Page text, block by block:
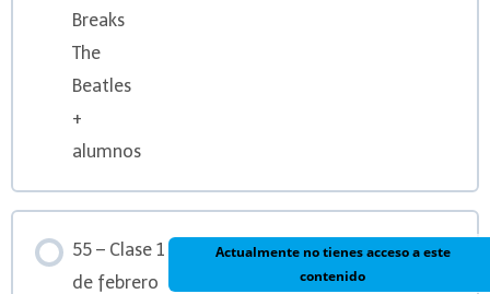
Breaks
The
Beatles
+
alumnos
55 – Clase 1
de febrero
Actualmente no tienes acceso a este
contenido